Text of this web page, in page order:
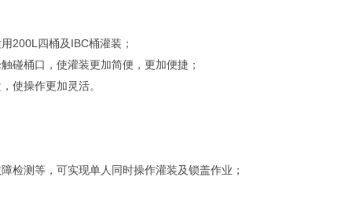
200L四桶及IBC桶灌装；
碰桶口，使灌装更加简便，更加便捷；
使操作更加灵活。
检测等，可实现单人同时操作灌装及锁盖作业；